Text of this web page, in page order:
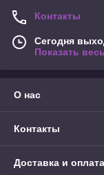
Контакты
Сегодня
Показать
О нас
Контакты
Доставка и оплата